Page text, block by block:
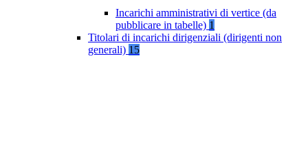
Incarichi amministrativi di vertice (da
pubblicare in tabelle) 1
Titolari di incarichi dirigenziali (dirigenti non
generali) 15